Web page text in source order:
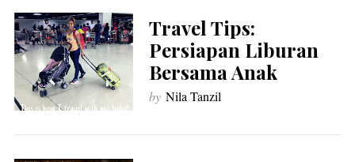
Travel Tips:
Persiapan Liburan
Bersama Anak
by Nila Tanzil